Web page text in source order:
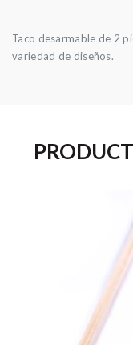
Taco desarmable de 2
variedad de diseños.